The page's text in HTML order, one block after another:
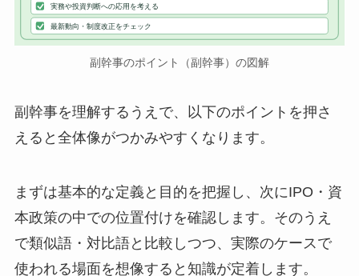
実務や投資判断への応用を考える
最新動向・制度改正をチェック
副幹事のポイント（副幹事）の図解
副幹事を理解するうえで、以下のポイントを押さ
えると全体像がつかみやすくなります。
まずは基本的な定義と目的を把握し、次にIPO・資
本政策の中での位置付けを確認します。そのうえ
で類似語・対比語と比較しつつ、実際のケースで
使われる場面を想像すると知識が定着します。